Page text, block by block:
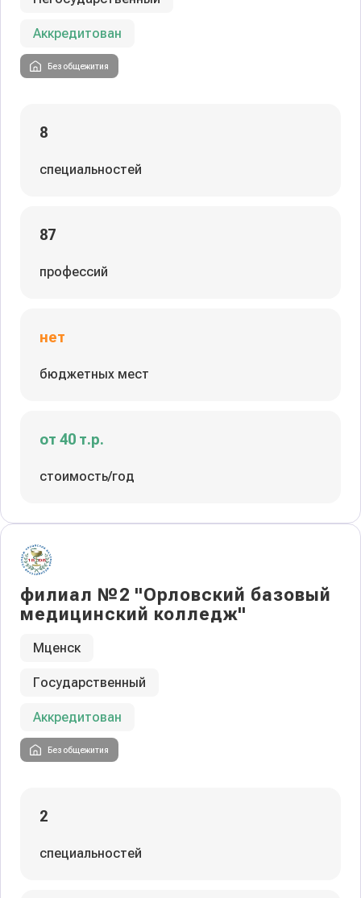
Аккредитован
Без общежития
8
специальностей
87
профессий
нет
бюджетных мест
от 40 т.р.
стоимость/год
филиал №2 "Орловский базовый
медицинский колледж"
Мценск
Государственный
Аккредитован
Без общежития
2
специальностей